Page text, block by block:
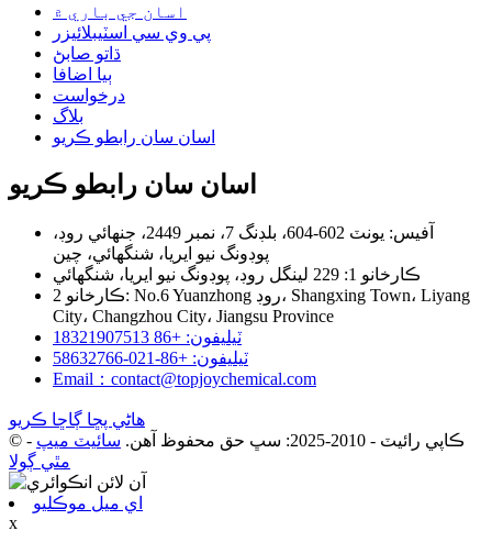
اسان جي باري ۾
پي وي سي اسٽيبلائيزر
ڌاتو صابڻ
ٻيا اضافا
درخواست
بلاگ
اسان سان رابطو ڪريو
اسان سان رابطو ڪريو
آفيس: يونٽ 602-604، بلڊنگ 7، نمبر 2449، جنهائي روڊ،
پوڊونگ نيو ايريا، شنگھائي، چين
ڪارخانو 1: 229 لينگل روڊ، پوڊونگ نيو ايريا، شنگھائي
ڪارخانو 2: No.6 Yuanzhong روڊ، Shangxing Town، Liyang
City، Changzhou City، Jiangsu Province
ٽيليفون: +86 18321907513
ٽيليفون: +86-021-58632766
Email：contact@topjoychemical.com
هاڻي پڇا ڳاڇا ڪريو
© ڪاپي رائيٽ - 2010-2025: سڀ حق محفوظ آهن.
سائيٽ ميپ -
مٿي ڳولا
اي ميل موڪليو
x